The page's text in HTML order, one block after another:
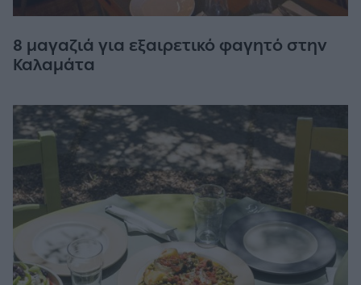
8 μαγαζιά για εξαιρετικό φαγητό στην
Καλαμάτα